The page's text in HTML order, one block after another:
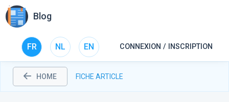
Blog
FR NL EN CONNEXION / INSCRIPTION
HOME FICHE ARTICLE